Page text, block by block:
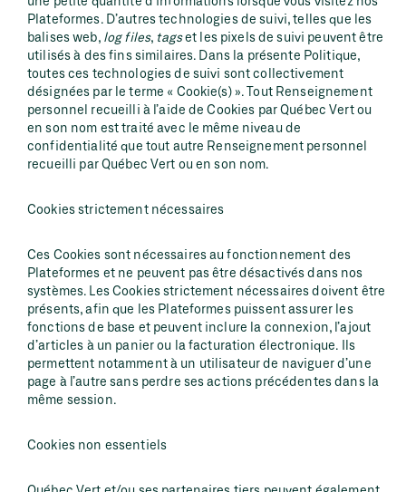
Plateformes. D’autres technologies de suivi, telles que les
balises web, log files, tagset les pixels de suivi peuvent être
utilisés à des fins similaires. Dans la présente Politique,
toutes ces technologies de suivi sont collectivement
désignées par le terme « Cookie(s) ». Tout Renseignement
personnel recueilli à l’aide de Cookies par Québec Vert ou
en son nom est traité avec le même niveau de
confidentialité que tout autre Renseignement personnel
recueilli par Québec Vert ou en son nom.
Cookies strictement nécessaires
Ces Cookies sont nécessaires au fonctionnement des
Plateformes et ne peuvent pas être désactivés dans nos
systèmes. Les Cookies strictement nécessaires doivent être
présents, afin que les Plateformes puissent assurer les
fonctions de base et peuvent inclure la connexion, l’ajout
d’articles à un panier ou la facturation électronique. Ils
permettent notamment à un utilisateur de naviguer d’une
page à l’autre sans perdre ses actions précédentes dans la
même session.
Cookies non essentiels